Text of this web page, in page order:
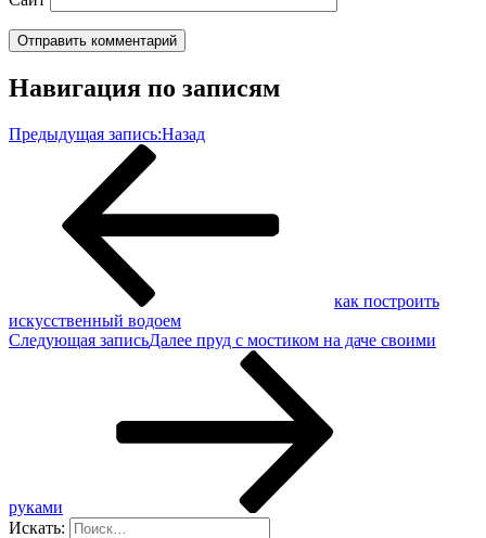
Навигация по записям
Предыдущая запись:Назад
как построить
искусственный водоем
Следующая записьДалее пруд с мостиком на даче своими
руками
Искать: